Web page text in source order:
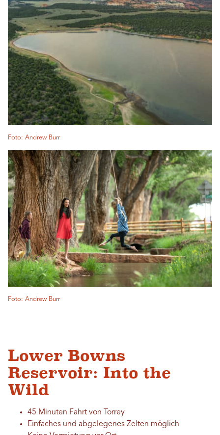
Foto: Andrew Burr
Foto: Andrew Burr
Lower Bowns
Reservoir: Into the
Wild
45 Minuten Fahrt von Torrey
Einfaches und abgelegenes Zelten möglich